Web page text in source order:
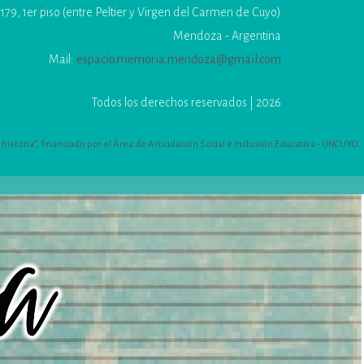
1er piso (entre Peltier y Virgen del Carmen de Cuyo)
Mendoza - Argentina
Mail: espacio.memoria.mendoza@gmail.com
Todos los derechos reservados | 2026
financiado por el Área de Articulación Social e Inclusión Educativa - UNCUYO